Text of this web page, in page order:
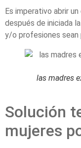
Es imperativo abrir
después de iniciada
y/o profesiones sean
las madres
Solución
mujeres